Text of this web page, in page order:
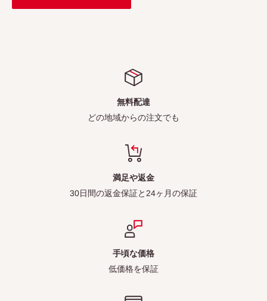
無料配達
どの地域からの注文でも
満足や返金
30日間の返金保証と24ヶ月の保証
手頃な価格
低価格を保証